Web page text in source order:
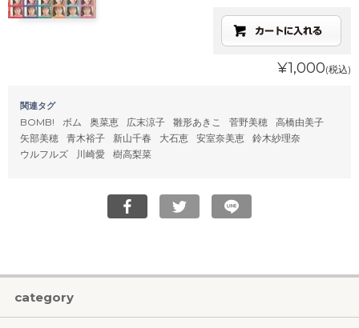
¥1,000(税込)
関連タグ
BOMB! ボム 奥菜恵 広末涼子 雛形あきこ 菅野美穂
高橋由美子
矢部美穂
青木裕子 新山千春 大石恵 安室奈美恵
鈴木紗理奈
ウルフルズ
川崎愛 樹高梨菜
category